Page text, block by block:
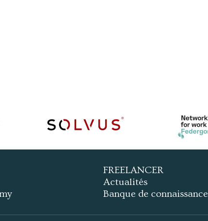
FREELANCER
Actualités
Banque de connaissance